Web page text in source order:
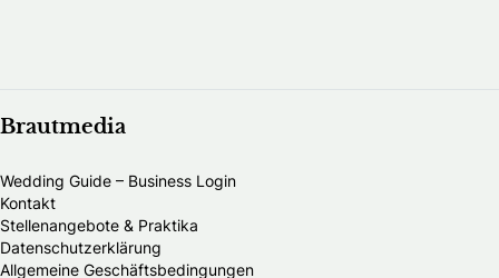
Brautmedia
Wedding Guide – Business Login
Kontakt
Stellenangebote & Praktika
Datenschutzerklärung
Allgemeine Geschäftsbedingungen